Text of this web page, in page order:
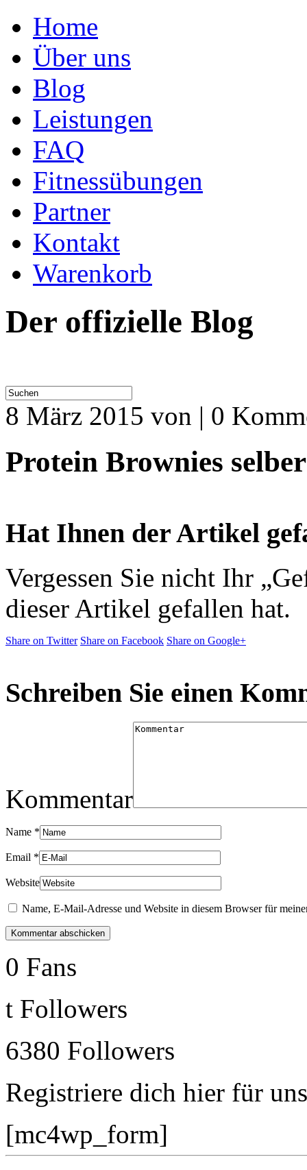
Home
Über uns
Blog
Leistungen
FAQ
Fitnessübungen
Partner
Kontakt
Warenkorb
Der offizielle Blog
8 März 2015 von | 0
Protein Brownies
Hat Ihnen der Artikel
Vergessen Sie nicht Ihr
dieser Artikel gefallen hat.
Share on Twitter Share on Facebook Share on Google+
Schreiben Sie einen
Kommentar
Name *
Email *
Website
Name, E-Mail-Adresse und Website in diesem Browser für
0 Fans
t Followers
6380 Followers
Registriere dich hier für
[mc4wp_form]